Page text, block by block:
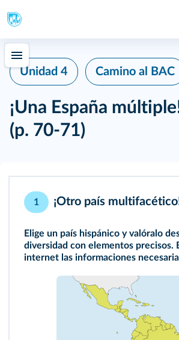
Unidad 4 Camino al BAC
¡Una España
(p. 70‑71)
1 ¡Otro país
Elige un país hispánico y valóralo
diversidad con elementos precisos.
internet las informaciones